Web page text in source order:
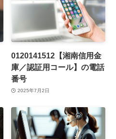
0120141512【湘南信用金
庫／認証用コール】の電話
番号
2025年7月2日